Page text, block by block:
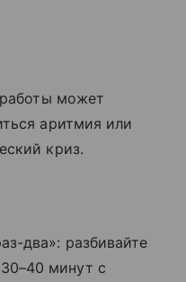
может
аритмия или
криз.
два»: разбивайте
минут с